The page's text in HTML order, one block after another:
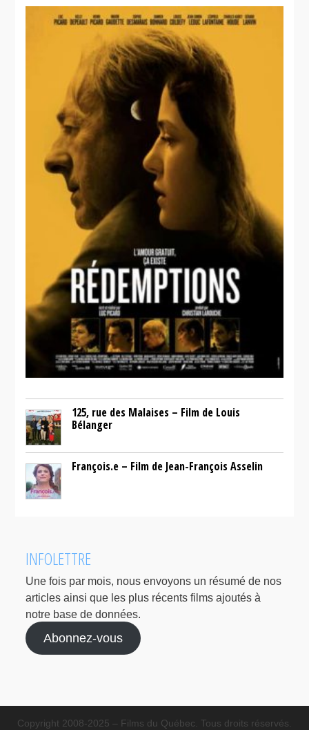
125, rue des Malaises – Film de Louis
Bélanger
François.e – Film de Jean-François Asselin
INFOLETTRE
Une fois par mois, nous envoyons un résumé de nos
articles ainsi que les plus récents films ajoutés à
notre base de données.
Abonnez-vous
Copyright 2008-2025 – Films du Québec. Tous droits réservés.